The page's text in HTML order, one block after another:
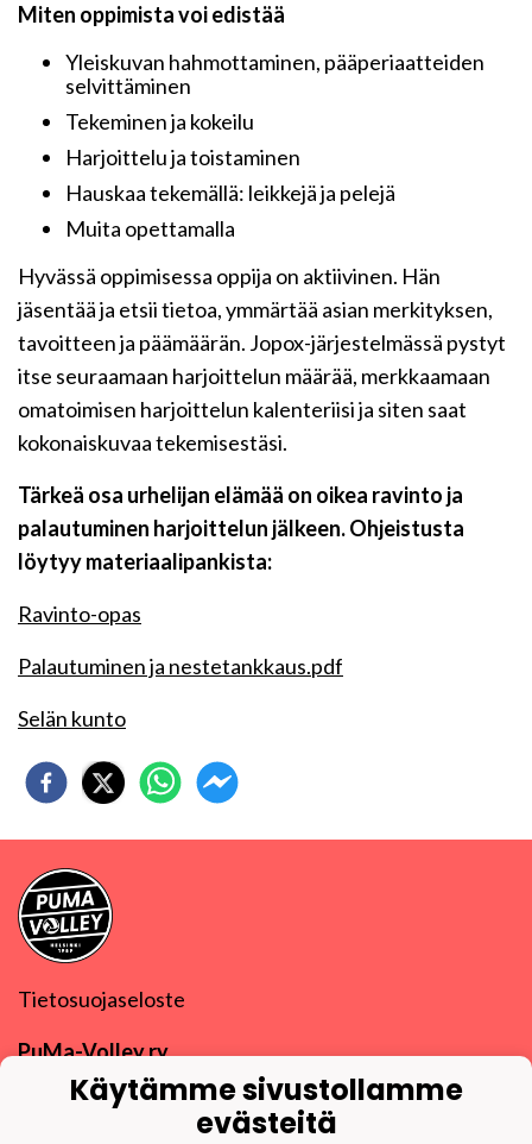
Miten oppimista voi edistää
Yleiskuvan hahmottaminen, pääperiaatteiden
selvittäminen
Tekeminen ja kokeilu
Harjoittelu ja toistaminen
Hauskaa tekemällä: leikkejä ja pelejä
Muita opettamalla
Hyvässä oppimisessa oppija on aktiivinen. Hän
jäsentää ja etsii tietoa, ymmärtää asian merkityksen,
tavoitteen ja päämäärän. Jopox-järjestelmässä pystyt
itse seuraamaan harjoittelun määrää, merkkaamaan
omatoimisen harjoittelun kalenteriisi ja siten saat
kokonaiskuvaa tekemisestäsi.
Tärkeä osa urhelijan elämää on oikea ravinto ja
palautuminen harjoittelun jälkeen. Ohjeistusta
löytyy materiaalipankista:
Ravinto-opas
Palautuminen ja nestetankkaus.pdf
Selän kunto
Tietosuojaseloste
PuMa-Volley ry
Y-tunnus 0832270-9
puma@puma-volley.fi
Linkki muihin yhteystietoihin
Käytämme sivustollamme
evästeitä